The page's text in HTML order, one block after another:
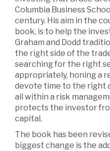
Columbia Business
century. His aim in the
book, is to help the
Graham and Dodd
the right side of the
searching for the right
appropriately, honing a
devote time to the right
all within a risk
protects the investor
capital.
The book has been
biggest change is the